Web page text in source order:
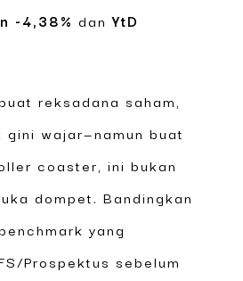
-4,38% danYtD
reksadana saham,
wajar—namun buat
coaster, ini bukan
dompet. Bandingkan
yang
Prospektus sebelum